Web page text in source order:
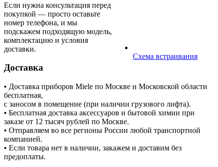
Схема встраивания
Если нужна консультация перед
покупкой — просто оставьте
номер телефона, и мы
подскажем подходящую модель,
комплектацию и условия
доставки.
Доставка
• Доставка приборов Miele по Москве и Московской области
бесплатная,
с заносом в помещение (при наличии грузового лифта).
• Бесплатная доставка аксессуаров и бытовой химии при
заказе от 12 тысяч рублей по Москве.
• Отправляем во все регионы России любой транспортной
компанией.
• Если товара нет в наличии, закажем и доставим без
предоплаты.